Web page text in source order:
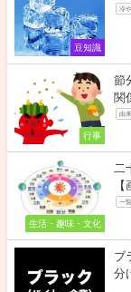
豆知識
冷
行事
節
関
由来
生活・趣味・文化
二
【
一覧
ブ
分